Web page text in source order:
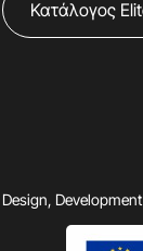
Κατάλογος
Design,